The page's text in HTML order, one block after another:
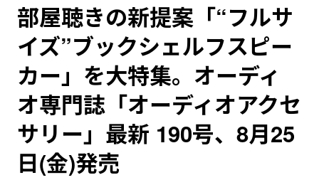
部屋聴きの新提案「“フルサ
イズ”ブックシェルフスピー
カー」を大特集。オーディ
オ専門誌「オーディオアクセ
サリー」最新 190号、8月25
日(金)発売